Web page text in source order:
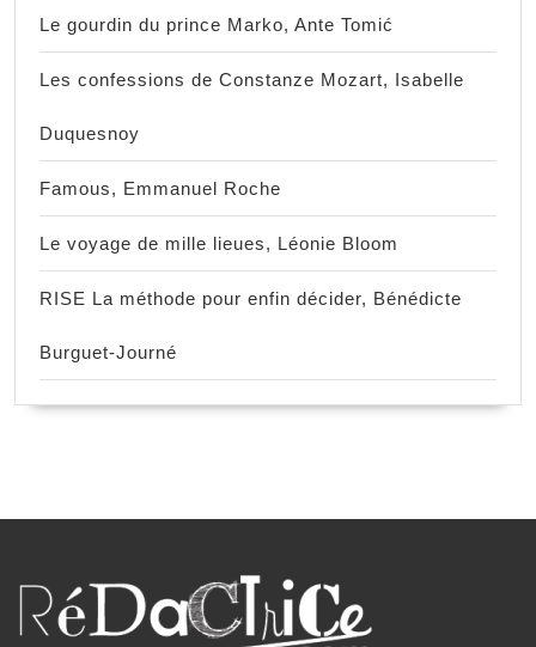
Le gourdin du prince Marko, Ante Tomić
Les confessions de Constanze Mozart, Isabelle
Duquesnoy
Famous, Emmanuel Roche
Le voyage de mille lieues, Léonie Bloom
RISE La méthode pour enfin décider, Bénédicte
Burguet-Journé